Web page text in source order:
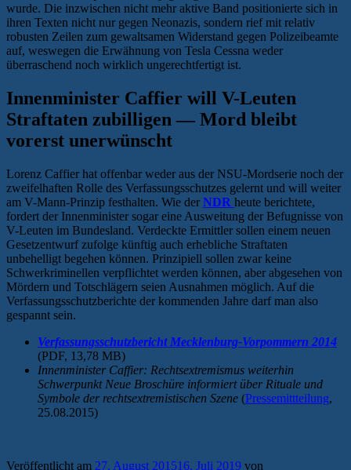
wurde. Die inzwischen nicht mehr aktive Band positionierte sich in
ihren Texten nicht nur gegen Neonazis, sondern rief mit relativ
robusten Zeilen zum gewaltsamen Widerstand gegen Polizeibeamte
auf, weswegen die Erwähnung von Tesla Cessna weder
überraschend noch wirklich ungerechtfertigt ist.
Innenminister Caffier will V-Leuten
Straftaten zubilligen — Mord bleibt
vorerst unerwünscht
Lorenz Caffier hat offenbar weder aus der NSU-Mordserie noch der
zweifelhaften Rolle des Verfassungsschutzes gelernt und will weiter
am V-Mann-Prinzip festhalten. Wie der NDR heute berichtete,
fordert der Innenminister sogar eine Ausweitung der Befugnisse von
V-Leuten im Bundesland. Verdeckte Ermittler sollen einem neuen
Gesetzentwurf zufolge künftig auch erhebliche Straftaten
unbehelligt begehen können. Prinzipiell sollen zwar keine
Schwerkriminellen verpflichtet werden können, aber abgesehen von
Mördern und Totschlägern seien Ausnahmen möglich. Auf die
Verfassungsschutzberichte der kommenden Jahre darf man also
gespannt sein.
Verfassungsschutzbericht Mecklenburg-Vorpommern 2014
(PDF, 13,78 MB)
Innenminister Caffier: Rechtsextremismus weiterhin
Schwerpunkt Neue Broschüre informiert über Rituale und
Symbole der rechtsextremistischen Szene (Pressemittteilung,
25.08.2015)
Veröffentlicht am 27. August 201516. Juli 2019 von